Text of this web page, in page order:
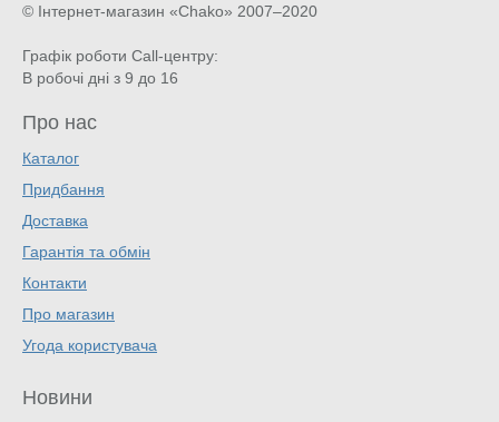
© Інтернет-магазин «Chako» 2007–2020
Графік роботи Call-центру:
В робочі дні з 9 до 16
Про нас
Каталог
Придбання
Доставка
Гарантія та обмін
Контакти
Про магазин
Угода користувача
Новини